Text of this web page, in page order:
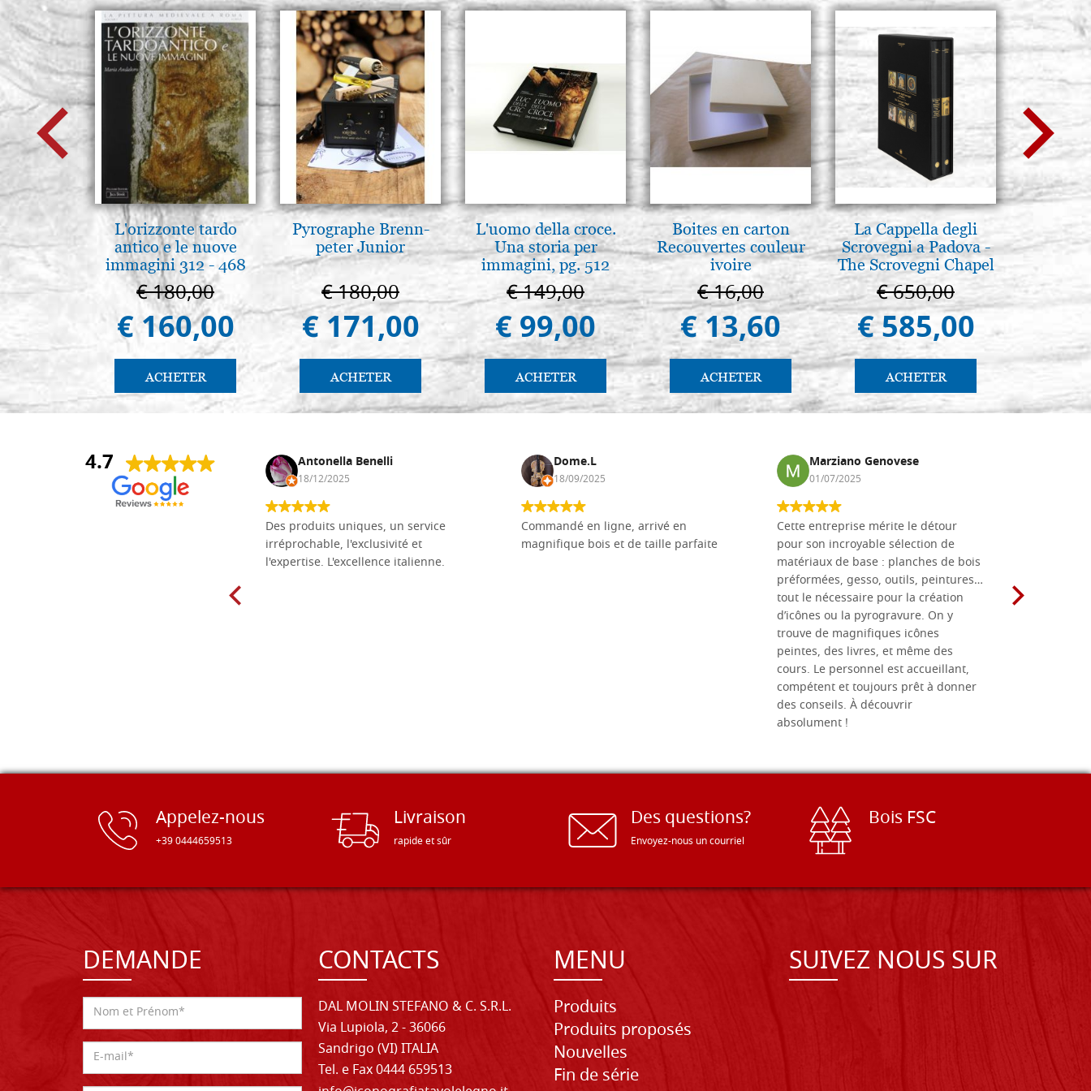
L'orizzonte tardo
antico e le nuove
immagini 312 - 468
€ 180,00
€ 160,00
ACHETER
Pyrographe Brenn-
peter Junior
€ 180,00
€ 171,00
ACHETER
L'uomo della croce.
Una storia per
immagini, pg. 512
€ 149,00
€ 99,00
ACHETER
Boites en carton
Recouvertes couleur
ivoire
€ 16,00
€ 13,60
ACHETER
La Cappella degli
Scrovegni a Padova -
The Scrovegni Chapel
in Padua
€ 650,00
€ 585,00
ACHETER
Arte
€
4.7
Daniel Vandewalle Antonella Benelli
18/12/2025
Des produits uniques, un service
irréprochable, l'exclusivité et
l'expertise. L'excellence italienne.
Dome.L
18/09/2025
Commandé en ligne, arrivé en
magnifique bois et de taille parfaite
Marziano Genovese
01/07/2025
Cette entreprise mérite le détour
pour son incroyable sélection de
matériaux de base : planches de bois
préformées, gesso, outils, peintures…
tout le nécessaire pour la création
d’icônes ou la pyrogravure. On y
trouve de magnifiques icônes
peintes, des livres, et même des
cours. Le personnel est accueillant,
compétent et toujours prêt à donner
des conseils. À découvrir
absolument !
Appelez-nous
+39 0444659513
Livraison
rapide et sûr
Des questions?
Envoyez-nous un courriel
Bois FSC
DEMANDE CONTACTS
DAL MOLIN STEFANO & C. S.R.L.
Via Lupiola, 2 - 36066
Sandrigo (VI) ITALIA
Tel. e Fax 0444 659513
MENU
Produits
Produits proposés
Nouvelles
Fin de série
SUIVEZ NOUS SUR